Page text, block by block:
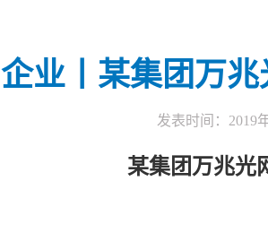
企业丨某集团万
发表时间： 2019
某集团万兆光